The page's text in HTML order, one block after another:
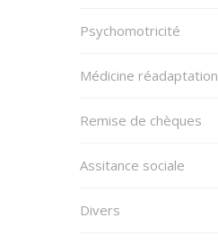
Psychomotricité
Médicine réadaptation
Remise de chèques
Assitance sociale
Divers